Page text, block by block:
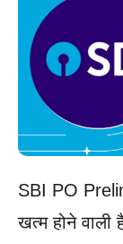
SBI PO
खत्म होने वाली